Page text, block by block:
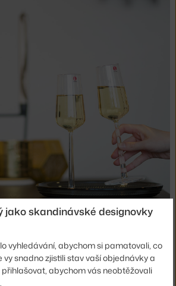
jako skandinávské designovky
vyhledávání, abychom si pamatovali, co
vy snadno zjistili stav vaší objednávky a
abychom vás neobtěžovali